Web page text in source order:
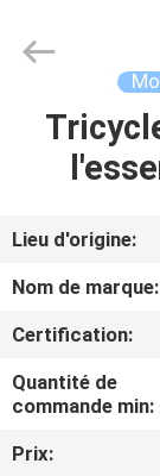
MAISON
AU
SUJET
NOUS
Motorcycle
Reserved.
Lieu d'origine:
Nom de marque:
Certification:
Quantité de
commande min:
Prix: